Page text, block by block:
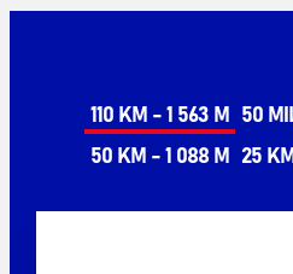
110 KM - 1 563 M 50
50 KM - 1 088 M 25